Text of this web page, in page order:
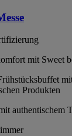
mit Sweet
Produkten
authentischem